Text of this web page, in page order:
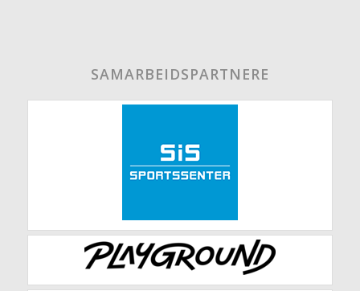
SAMARBEIDSPARTNERE